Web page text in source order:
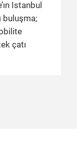
Istanbul
buluşma;
çatı